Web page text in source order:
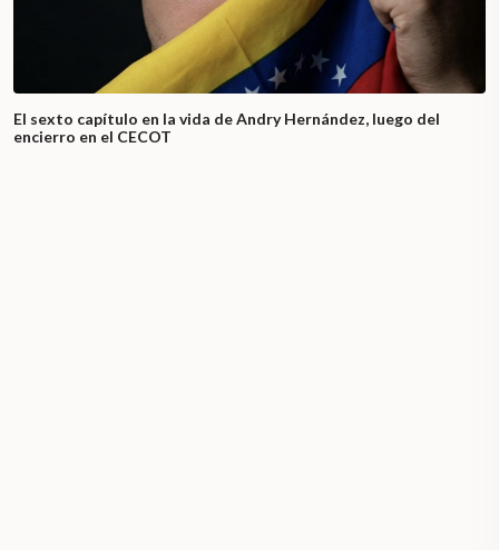
El sexto capítulo en la vida de Andry Hernández, luego del
encierro en el CECOT